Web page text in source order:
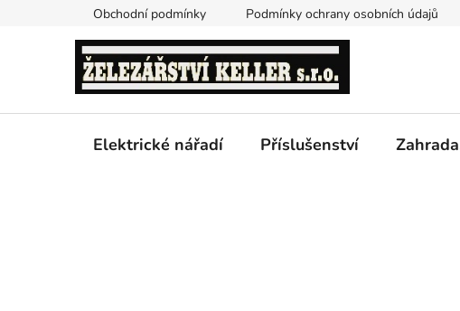
Obchodní podmínky Podmínky ochrany osobních údajů
Elektrické nářadí Příslušenství